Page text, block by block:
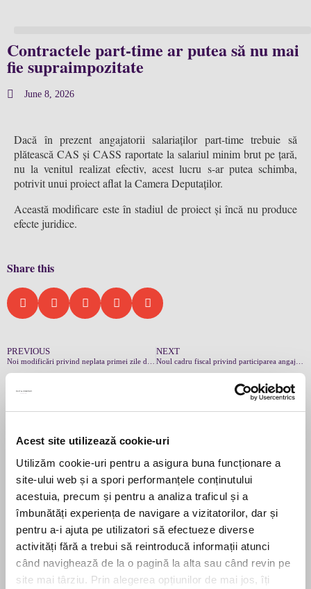
Acest site utilizează cookie-uri
Utilizăm cookie-uri pentru a asigura buna funcționare a
site-ului web și a spori performanțele conținutului
acestuia, precum și pentru a analiza traficul și a
îmbunătăți experiența de navigare a vizitatorilor, dar și
pentru a-i ajuta pe utilizatori să efectueze diverse
activități fără a trebui să reintroducă informații atunci
când navighează de la o pagină la alta sau când revin pe
site mai târziu. Prin alegerea opțiunilor de mai jos, îți
Contractele part-time ar putea să nu mai
fie supraimpozitate
June 8, 2026
Dacă în prezent angajatorii salariaților part-time trebuie să
plătească CAS și CASS raportate la salariul minim brut pe țară,
nu la venitul realizat efectiv, acest lucru s-ar putea schimba,
potrivit unui proiect aflat la Camera Deputaților.
Această modificare este în stadiul de proiect și încă nu produce
efecte juridice.
Share this
PREVIOUS NEXT
Send message
Subscribe to our newsletter